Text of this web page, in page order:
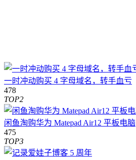
一时冲动购买 4 字母域名，转手血亏
478
TOP2
闲鱼淘购华为 Matepad Air12 平板电脑
475
TOP3